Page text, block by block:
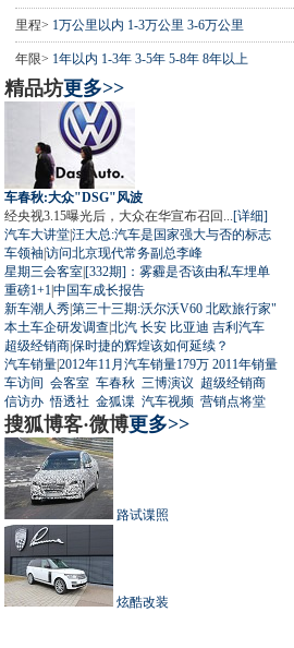
里程> 1万公里以内 1-3万公里 3-6万公里
年限> 1年以内 1-3年 3-5年 5-8年 8年以上
精品坊更多>>
车春秋:大众"DSG"风波
经央视3.15曝光后，大众在华宣布召回... [详细]
汽车大讲堂|汪大总:汽车是国家强大与否的标志
车领袖|访问北京现代常务副总李峰
星期三会客室|[332期]：雾霾是否该由私车埋单
重磅1+1 |中国车成长报告
新车潮人秀|第三十三期:沃尔沃V60 北欧旅行家"
本土车企研发调查|北汽 长安 比亚迪 吉利汽车
超级经销商|保时捷的辉煌该如何延续？
汽车销量|2012年11月汽车销量179万 2011年销量
车访间 会客室 车春秋 三博演议 超级经销商
信访办 悟透社 金狐谍 汽车视频 营销点将堂
搜狐博客·微博更多>>
路试谍照
炫酷改装